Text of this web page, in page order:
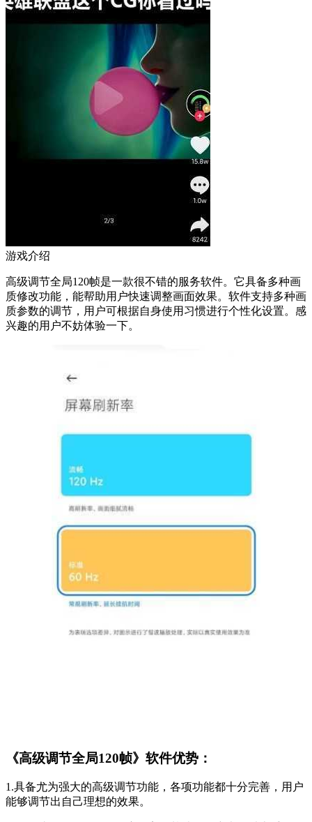
游戏介绍
高级调节全局120帧是一款很不错的服务软件。它具备多种画
质修改功能，能帮助用户快速调整画面效果。软件支持多种画
质参数的调节，用户可根据自身使用习惯进行个性化设置。感
兴趣的用户不妨体验一下。
《高级调节全局120帧》软件优势：
1.具备尤为强大的高级调节功能，各项功能都十分完善，用户
能够调节出自己理想的效果。